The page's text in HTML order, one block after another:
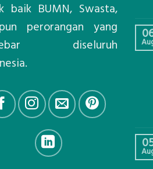
baik BUMN, Swasta,
perorangan yang
diseluruh